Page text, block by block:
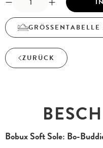
ZURÜCK
Bobux Soft Sole: Bo-